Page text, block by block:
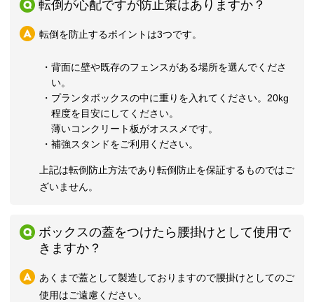
転倒が心配ですが防止策はありますか？
転倒を防止するポイントは3つです。
・ 背面に壁や既存のフェンスがある場所を選んでくださ
い。
・ プランタボックスの中に重りを入れてください。20kg
程度を目安にしてください。
薄いコンクリート板がオススメです。
・ 補強スタンドをご利用ください。
上記は転倒防止方法であり転倒防止を保証するものではご
ざいません。
ボックスの蓋をつけたら腰掛けとして使用で
きますか？
あくまで蓋として製造しておりますので腰掛けとしてのご
使用はご遠慮ください。